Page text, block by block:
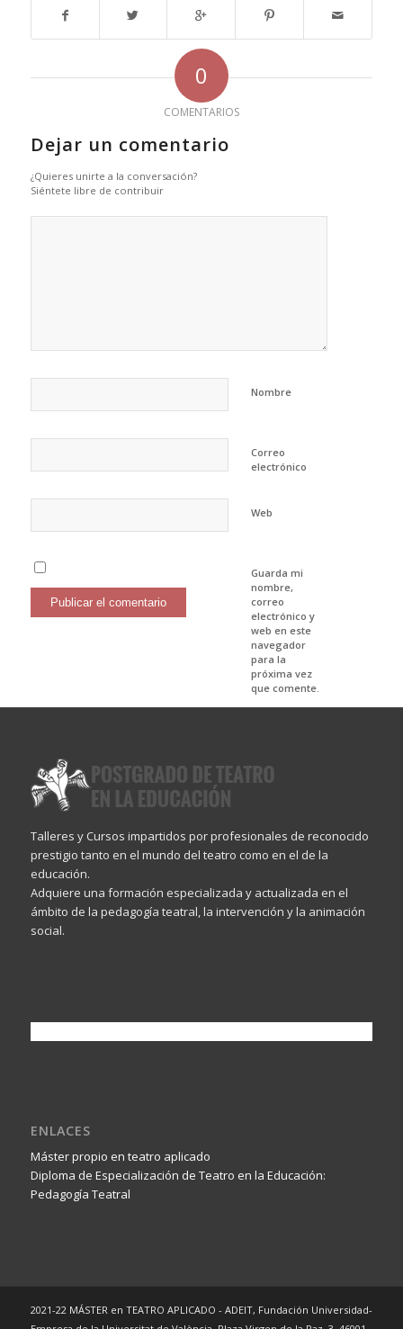
0
COMENTARIOS
Dejar un comentario
¿Quieres unirte a la conversación?
Siéntete libre de contribuir
Nombre
Correo
electrónico
Web
Guarda mi
nombre,
correo
electrónico y
web en este
navegador
para la
próxima vez
que comente.
Talleres y Cursos impartidos por profesionales de reconocido
prestigio tanto en el mundo del teatro como en el de la
educación.
Adquiere una formación especializada y actualizada en el
ámbito de la pedagogía teatral, la intervención y la animación
social.
ENLACES
Máster propio en teatro aplicado
Diploma de Especialización de Teatro en la Educación:
Pedagogía Teatral
2021-22 MÁSTER en TEATRO APLICADO - ADEIT, Fundación Universidad-